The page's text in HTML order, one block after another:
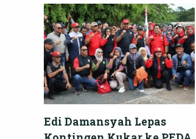
Edi Damansyah Lepas